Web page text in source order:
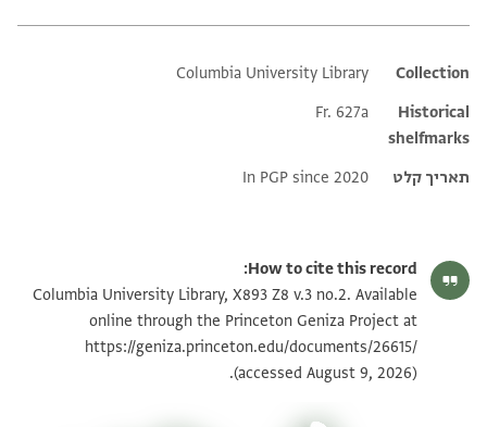
Additional metadata
Collection
Columbia University Library
Historical
shelfmarks
Fr. 627a
תאריך קלט In PGP since 2020
How to cite this record:
Columbia University Library, X893 Z8 v.3 no.2. Available
online through the Princeton Geniza Project at
https://geniza.princeton.edu/documents/26615/
(accessed August 9, 2026).